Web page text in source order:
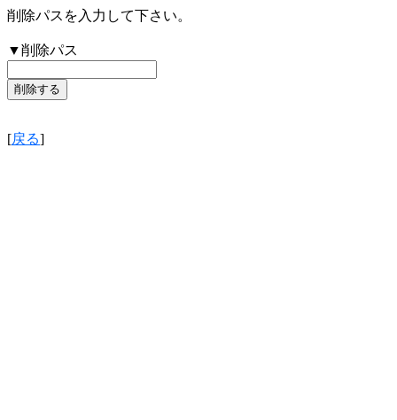
削除パスを入力して下さい。
▼削除パス
[戻る]